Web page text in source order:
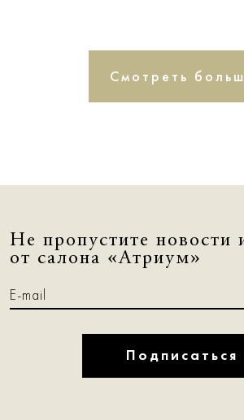
Смотреть
Не пропустите новости
от салона «Атриум»
Подписаться